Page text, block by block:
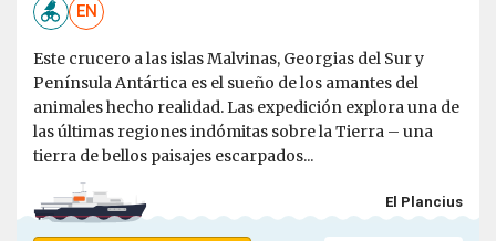
EN
Este crucero a las islas Malvinas, Georgias del Sur y
Península Antártica es el sueño de los amantes del
animales hecho realidad. Las expedición explora una de
las últimas regiones indómitas sobre la Tierra – una
tierra de bellos paisajes escarpados...
El Plancius